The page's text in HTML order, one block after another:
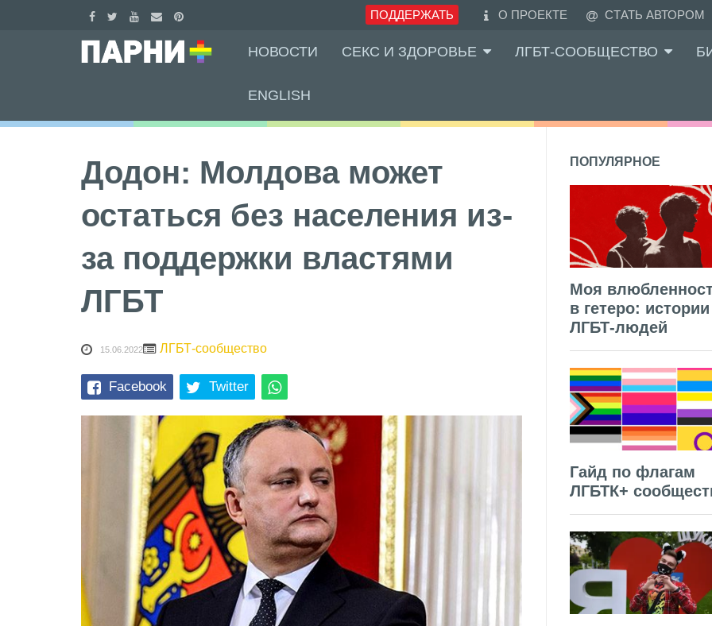
ПОДДЕРЖАТЬ О ПРОЕКТЕ СТАТЬ АВТОРОМ
НОВОСТИ СЕКС И ЗДОРОВЬЕ ЛГБТ-СООБЩЕСТВО
ENGLISH
Додон: Молдова может
остаться без населения из-
за поддержки властями
ЛГБТ
15.06.2022 ЛГБТ-сообщество
Facebook Twitter
ПОПУЛЯРНОЕ
Моя
в гетеро: истории
ЛГБТ-людей
Гайд по флагам
ЛГБТК+